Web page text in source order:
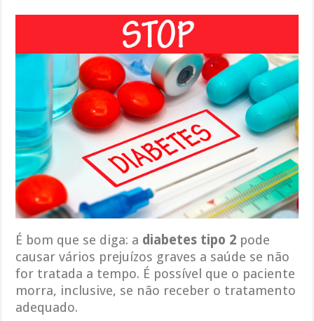
É bom que se diga: a diabetes tipo 2 pode
causar vários prejuízos graves a saúde se não
for tratada a tempo. É possível que o paciente
morra, inclusive, se não receber o tratamento
adequado.